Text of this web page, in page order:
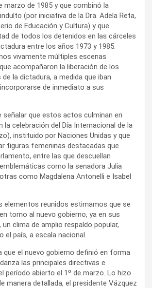
marzo de 1985 y que combinó la
(por iniciativa de la Dra. Adela Reta,
de Educación y Cultura) y que
de todos los detenidos en las cárceles
entre los años 1973 y 1985.
vivamente múltiples escenas
acompañaron la liberación de los
la dictadura, a medida que iban
de inmediato a sus
señalar que estos actos culminan en
la celebración del Día Internacional de la
instituido por Naciones Unidas y que
figuras femeninas destacadas que
entre las que descuellan
como la senadora Julia
como Magdalena Antonelli e Isabel
elementos reunidos estimamos que se
torno al nuevo gobierno, ya en sus
clima de amplio respaldo popular,
el país, a escala nacional.
que el nuevo gobierno definió en forma
las principales directivas e
período abierto el 1º de marzo. Lo hizo
manera detallada, el presidente Vázquez